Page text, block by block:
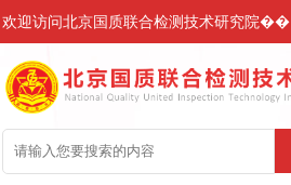
欢迎访问北京国质联合检测技术研究院��